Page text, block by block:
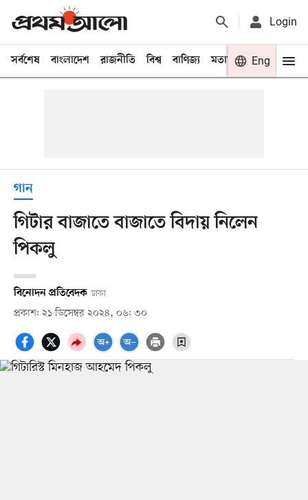
Login
সর্বশেষ বাংলাদেশ রাজনীতি বিশ্ব বাণিজ্য মতামত খেলা
Eng
গান
গিটার বাজাতে বাজাতে বিদায় নিলেন
পিকলু
বিনোদন প্রতিবেদক ঢাকা
প্রকাশ: ২১ ডিসেম্বর ২০২৪, ০৬: ৩০